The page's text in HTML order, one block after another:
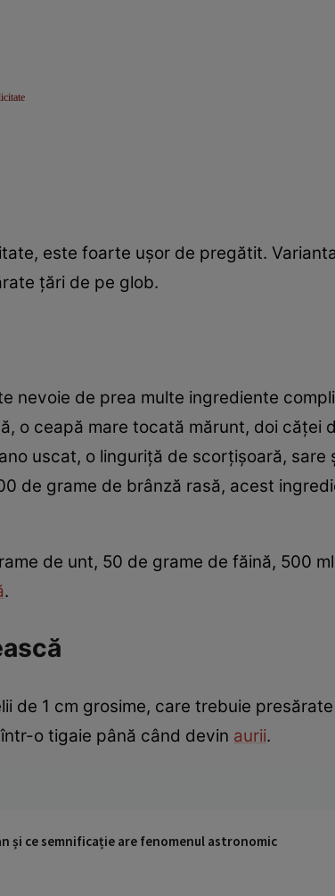
este foarte ușor de pregătit.
țări de pe glob.
nevoie de prea multe ingrediente
o ceapă mare tocată mărunt, doi căței
uscat, o linguriță de scorțișoară, sare
de grame de brânză rasă, acest
de unt, 50 de grame de făină, 500
.
de 1 cm grosime, care trebuie
o tigaie până când devin aurii.
și ce semnificație are fenomenul astronomic